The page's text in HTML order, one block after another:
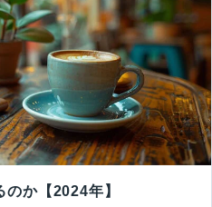
か【2024年】